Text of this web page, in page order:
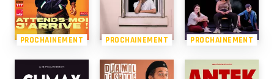
PROCHAINEMENT PROCHAINEMENT PROCHAINEMENT